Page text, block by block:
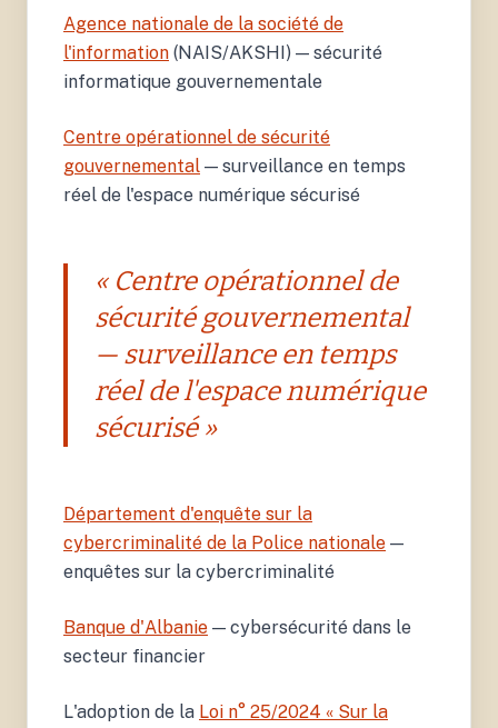
Agence nationale de la société de
l'information (NAIS/AKSHI) — sécurité
informatique gouvernementale
Centre opérationnel de sécurité
gouvernemental — surveillance en temps
réel de l'espace numérique sécurisé
« Centre opérationnel de
sécurité gouvernemental
— surveillance en temps
réel de l'espace numérique
sécurisé »
Département d'enquête sur la
cybercriminalité de la Police nationale —
enquêtes sur la cybercriminalité
Banque d'Albanie — cybersécurité dans le
secteur financier
L'adoption de la Loi n° 25/2024 « Sur la